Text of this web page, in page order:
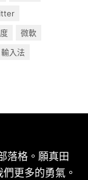
微軟
輸入法
落格。願真田
更多的勇氣。